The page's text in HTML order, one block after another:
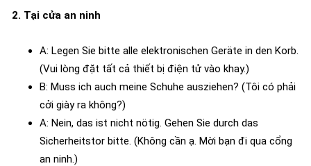
2. Tại cửa an ninh
A: Legen Sie bitte alle elektronischen Geräte in den Korb.
(Vui lòng đặt tất cả thiết bị điện tử vào khay.)
B: Muss ich auch meine Schuhe ausziehen? (Tôi có phải
cởi giày ra không?)
A: Nein, das ist nicht nötig. Gehen Sie durch das
Sicherheitstor bitte. (Không cần ạ. Mời bạn đi qua cổng
an ninh.)